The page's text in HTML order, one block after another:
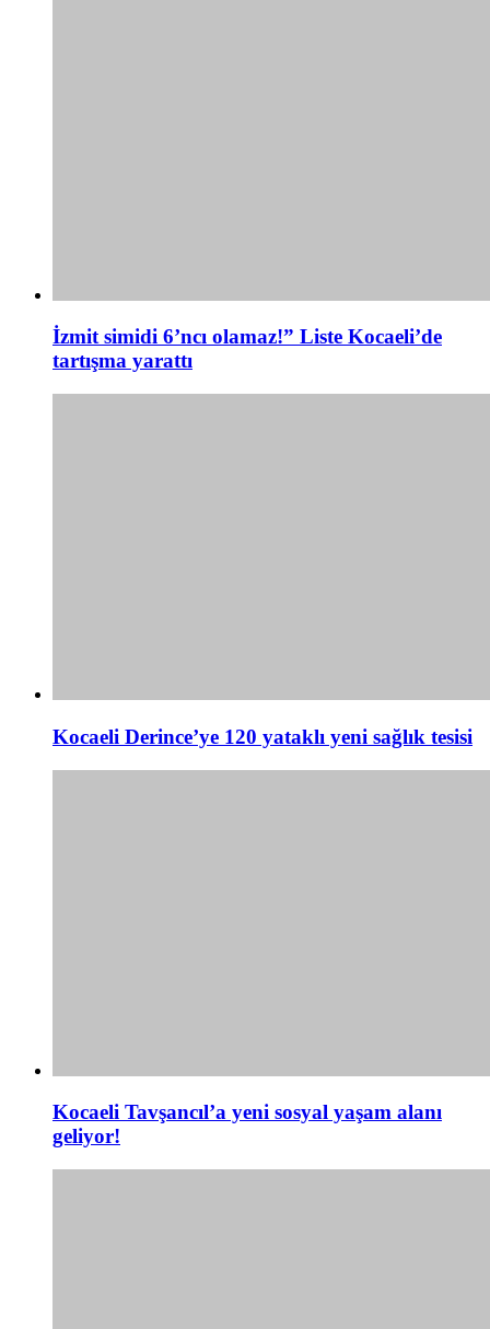
İzmit simidi 6’ncı olamaz!” Liste Kocaeli’de
tartışma yarattı
Kocaeli Derince’ye 120 yataklı yeni sağlık tesisi
Kocaeli Tavşancıl’a yeni sosyal yaşam alanı
geliyor!